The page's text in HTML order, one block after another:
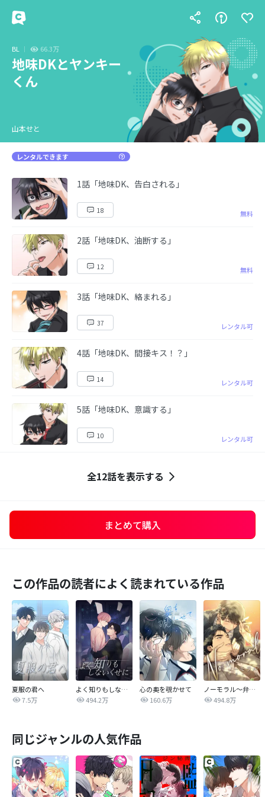
BL 66.3万
地味DKとヤンキー
くん
山本せと
レンタルできます
1話「地味DK、告白される」
18 無料
2話「地味DK、油断する」
12 無料
3話「地味DK、絡まれる」
37 レンタル可
4話「地味DK、間接キス！？」
14 レンタル可
5話「地味DK、意識する」
10 レンタル可
全12話を表示する
まとめて購入
この作品の読者によく読まれている作品
夏服の君へ
7.5万
よく知りもしないくせに
494.2万
心の奥を覗かせて
160.6万
ノーモラル～弁護士の掟～
494.8万
同じジャンルの人気作品